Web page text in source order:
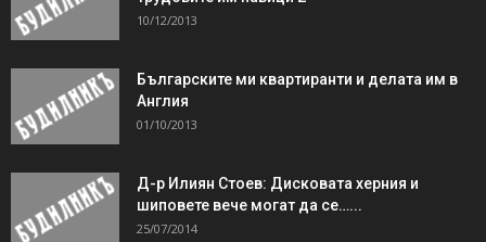
10/12/2013
Българските ми квартиранти и делата им в
Англия
01/10/2013
Д-р Илиян Стоев: Дисковата херния и
шиповете вече могат да се…...
25/07/2014